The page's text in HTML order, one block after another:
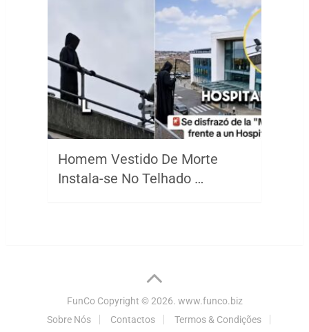
Homem Vestido De Morte
Instala-se No Telhado …
FunCoCopyright © 2026. www.funco.biz
Sobre Nós
Contactos Termos & Condições